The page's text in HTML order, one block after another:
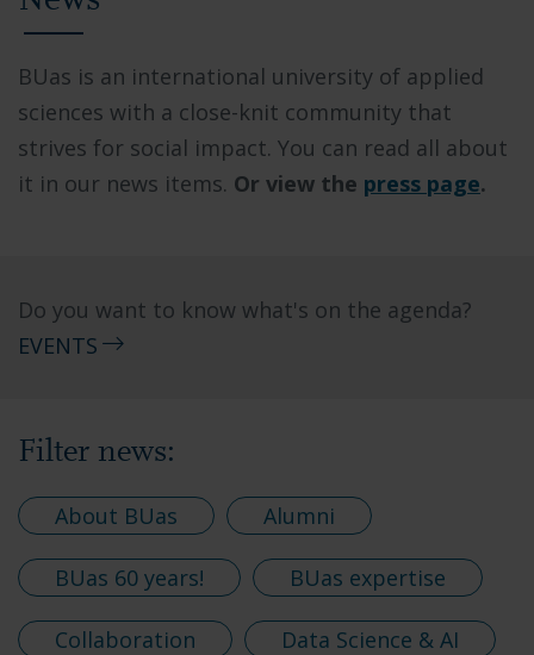
BUas is an international university of applied
sciences with a close-knit community that
strives for social impact. You can read all about
it in our news items. Or view the press page.
Do you want to know what's on the agenda?
EVENTS
Filter news:
About BUas Alumni
BUas 60 years! BUas expertise
Collaboration Data Science & AI